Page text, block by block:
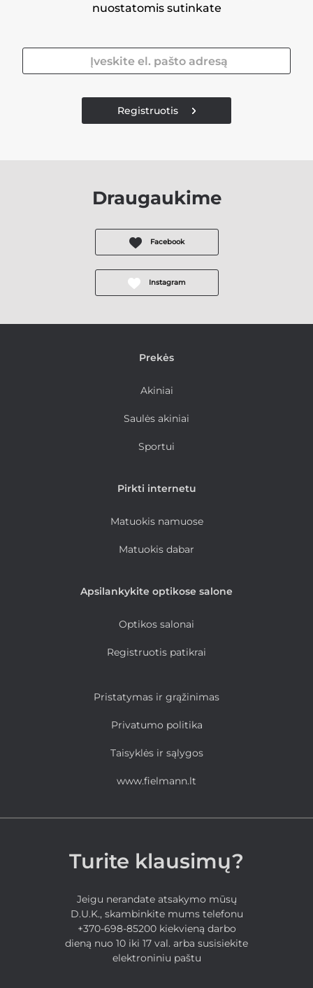
nuostatomis sutinkate
Registruotis
Draugaukime
Facebook
Instagram
Prekės
Akiniai
Saulės akiniai
Sportui
Pirkti internetu
Matuokis namuose
Matuokis dabar
Apsilankykite optikose salone
Optikos salonai
Registruotis patikrai
Pristatymas ir grąžinimas
Privatumo politika
Taisyklės ir sąlygos
www.fielmann.lt
Turite klausimų?
Jeigu nerandate atsakymo mūsų
D.U.K., skambinkite mums telefonu
+370-698-85200 kiekvieną darbo
dieną nuo 10 iki 17 val. arba susisiekite
elektroniniu paštu